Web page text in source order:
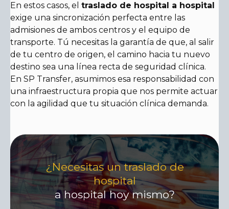
En estos casos, el traslado de hospital a hospital
exige una sincronización perfecta entre las
admisiones de ambos centros y el equipo de
transporte. Tú necesitas la garantía de que, al salir
de tu centro de origen, el camino hacia tu nuevo
destino sea una línea recta de seguridad clínica.
En SP Transfer, asumimos esa responsabilidad con
una infraestructura propia que nos permite actuar
con la agilidad que tu situación clínica demanda.
¿Necesitas un traslado de
hospital
a hospital hoy mismo?